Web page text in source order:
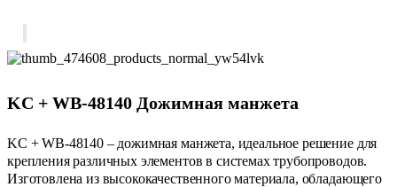
KC + WB-48140 Дожимная манжета
KC + WB-48140 – дожимная манжета, идеальное решение для
крепления различных элементов в системах трубопроводов.
Изготовлена из высококачественного материала, обладающего